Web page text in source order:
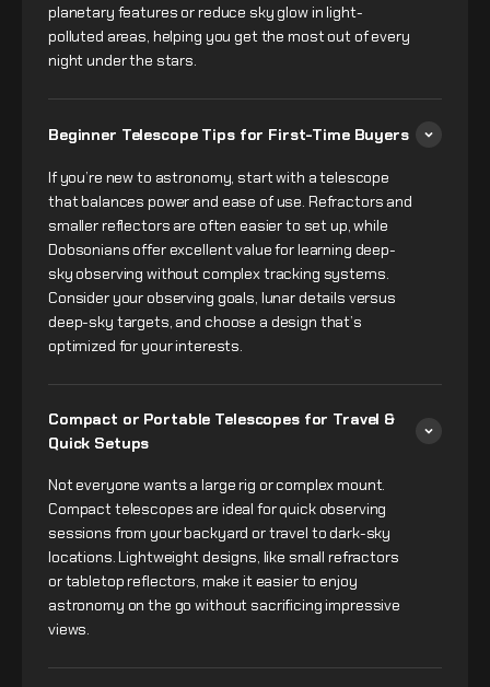
planetary features or reduce sky glow in light-
polluted areas, helping you get the most out of every
night under the stars.
Beginner Telescope Tips for First-Time Buyers
If you’re new to astronomy, start with a telescope
that balances power and ease of use. Refractors and
smaller reflectors are often easier to set up, while
Dobsonians offer excellent value for learning deep-
sky observing without complex tracking systems.
Consider your observing goals, lunar details versus
deep-sky targets, and choose a design that’s
optimized for your interests.
Compact or Portable Telescopes for Travel &
Quick Setups
Not everyone wants a large rig or complex mount.
Compact telescopes are ideal for quick observing
sessions from your backyard or travel to dark-sky
locations. Lightweight designs, like small refractors
or tabletop reflectors, make it easier to enjoy
astronomy on the go without sacrificing impressive
views.